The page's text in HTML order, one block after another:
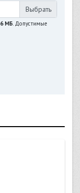
6 МБ. Допустимые